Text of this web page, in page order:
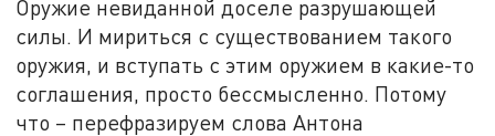
Оружие невиданной доселе разрушающей
силы. И мириться с существованием такого
оружия, и вступать с этим оружием в какие-то
соглашения, просто бессмысленно. Потому
что – перефразируем слова Антона